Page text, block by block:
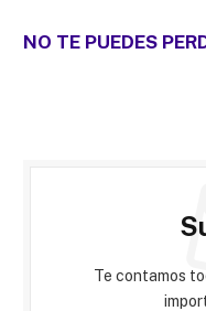
NO TE PUEDES
Te contamos